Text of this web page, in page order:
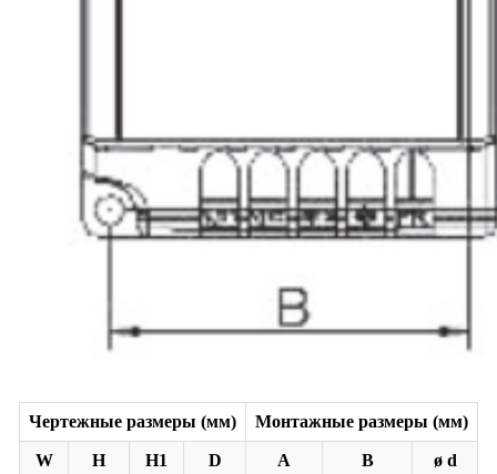
Чертежные размеры (мм) Монтажные размеры (мм)
W H H1 D A B ø d